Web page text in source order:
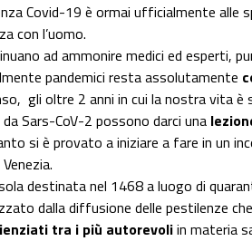
Covid-19 è ormai ufficialmente alle
con l’uomo.
ad ammonire medici ed esperti,
pandemici resta assolutamente
gli oltre 2 anni in cui la nostra vita
Sars-CoV-2 possono darci una
si è provato a iniziare a fare in un
destinata nel 1468 a luogo di
dalla diffusione delle pestilenze
tra i più autorevoliin materia